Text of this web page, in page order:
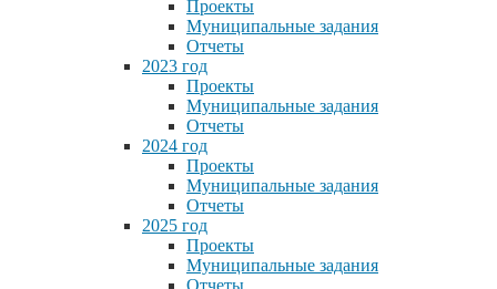
Проекты
Муниципальные задания
Отчеты
2023 год
Проекты
Муниципальные задания
Отчеты
2024 год
Проекты
Муниципальные задания
Отчеты
2025 год
Проекты
Муниципальные задания
Отчеты